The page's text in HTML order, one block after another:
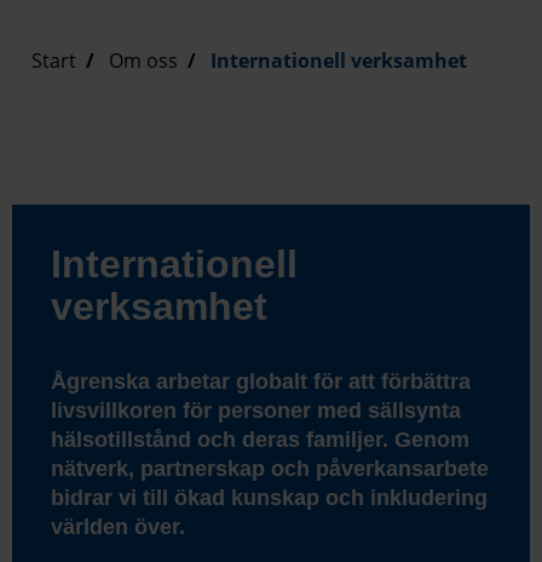
Start Om oss Internationell verksamhet
Internationell
verksamhet
Ågrenska arbetar globalt för att förbättra
livsvillkoren för personer med sällsynta
hälsotillstånd och deras familjer. Genom
nätverk, partnerskap och påverkansarbete
bidrar vi till ökad kunskap och inkludering
världen över.